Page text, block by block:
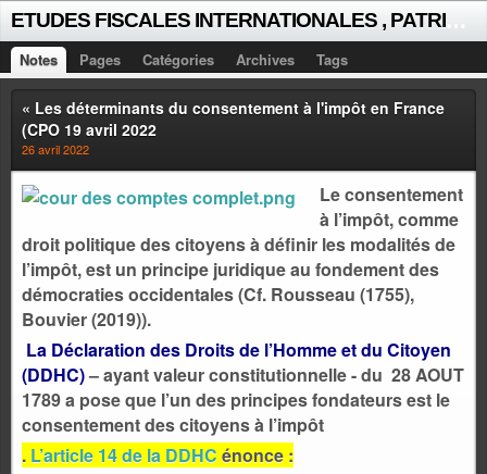
Notes Pages Catégories Archives Tags
« Les déterminants du consentement à l'impôt en France
(CPO 19 avril 2022
26 avril 2022
Le consentement
à l’impôt, comme
droit politique des citoyens à définir les modalités de
l’impôt, est un principe juridique au fondement des
démocraties occidentales (Cf. Rousseau (1755),
Bouvier (2019)).
La Déclaration des Droits de l’Homme et du Citoyen
(DDHC)– ayant valeur constitutionnelle - du 28 AOUT
1789 a pose que l’un des principes fondateurs est le
consentement des citoyens à l’impôt
. L’article 14 de la DDHC énonce :